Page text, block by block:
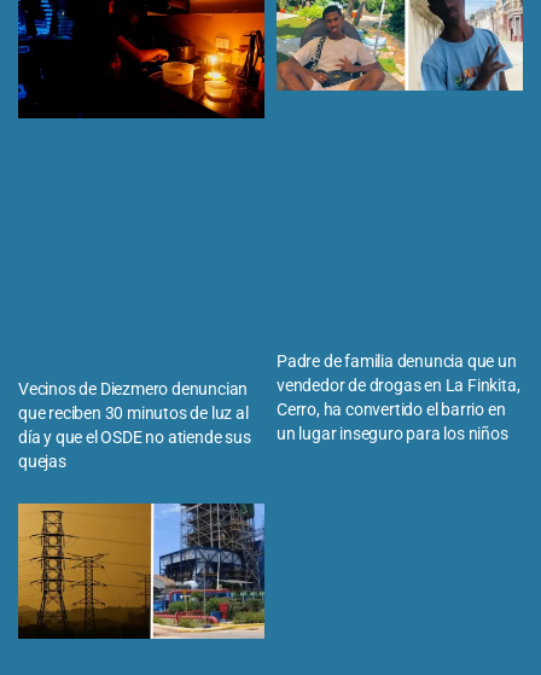
Vecinos de Diezmero denuncian
que reciben 30 minutos de luz al
día y que el OSDE no atiende sus
quejas
Padre de familia denuncia que un
vendedor de drogas en La Finkita,
Cerro, ha convertido el barrio en
un lugar inseguro para los niños